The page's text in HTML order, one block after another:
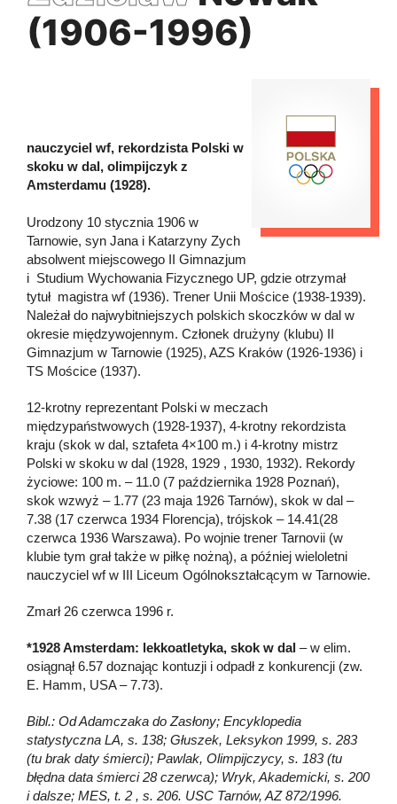
(1906-1996)
nauczyciel wf, rekordzista Polski w
skoku w dal, olimpijczyk z
Amsterdamu (1928).
Urodzony 10 stycznia 1906 w
Tarnowie, syn Jana i Katarzyny Zych
absolwent miejscowego II Gimnazjum
i Studium Wychowania Fizycznego UP, gdzie otrzymał
tytuł magistra wf (1936). Trener Unii Mościce (1938-1939).
Należał do najwybitniejszych polskich skoczków w dal w
okresie międzywojennym. Członek drużyny (klubu) II
Gimnazjum w Tarnowie (1925), AZS Kraków (1926-1936) i
TS Mościce (1937).
12-krotny reprezentant Polski w meczach
międzypaństwowych (1928-1937), 4-krotny rekordzista
kraju (skok w dal, sztafeta 4×100 m.) i 4-krotny mistrz
Polski w skoku w dal (1928, 1929 , 1930, 1932). Rekordy
życiowe: 100 m. – 11.0 (7 października 1928 Poznań),
skok wzwyż – 1.77 (23 maja 1926 Tarnów), skok w dal –
7.38 (17 czerwca 1934 Florencja), trójskok – 14.41(28
czerwca 1936 Warszawa). Po wojnie trener Tarnovii (w
klubie tym grał także w piłkę nożną), a później wieloletni
nauczyciel wf w III Liceum Ogólnokształcącym w Tarnowie.
Zmarł 26 czerwca 1996 r.
*1928 Amsterdam: lekkoatletyka, skok w dal – w elim.
osiągnął 6.57 doznając kontuzji i odpadł z konkurencji (zw.
E. Hamm, USA – 7.73).
Bibl.: Od Adamczaka do Zasłony; Encyklopedia
statystyczna LA, s. 138; Głuszek, Leksykon 1999, s. 283
(tu brak daty śmierci); Pawlak, Olimpijczycy, s. 183 (tu
błędna data śmierci 28 czerwca); Wryk, Akademicki, s. 200
i dalsze; MES, t. 2 , s. 206. USC Tarnów, AZ 872/1996.